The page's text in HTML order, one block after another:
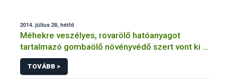
2014. július 28, hétfő
Méhekre veszélyes, rovarölő hatóanyagot
tartalmazó gombaölő növényvédő szert vont ki a
forgalomból a NÉBIH
TOVÁBB >